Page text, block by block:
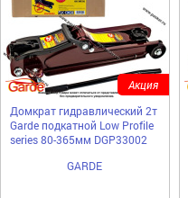
Домкрат гидравлический 2т
Garde подкатной Low Profile
series 80-365мм DGP33002
GARDE
Акция